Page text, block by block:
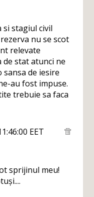
si stagiul civil
nu se scot
relevate
stat atunci ne
sansa de iesire
au fost impuse.
trebuie sa faca
EET
sprijinul meu!